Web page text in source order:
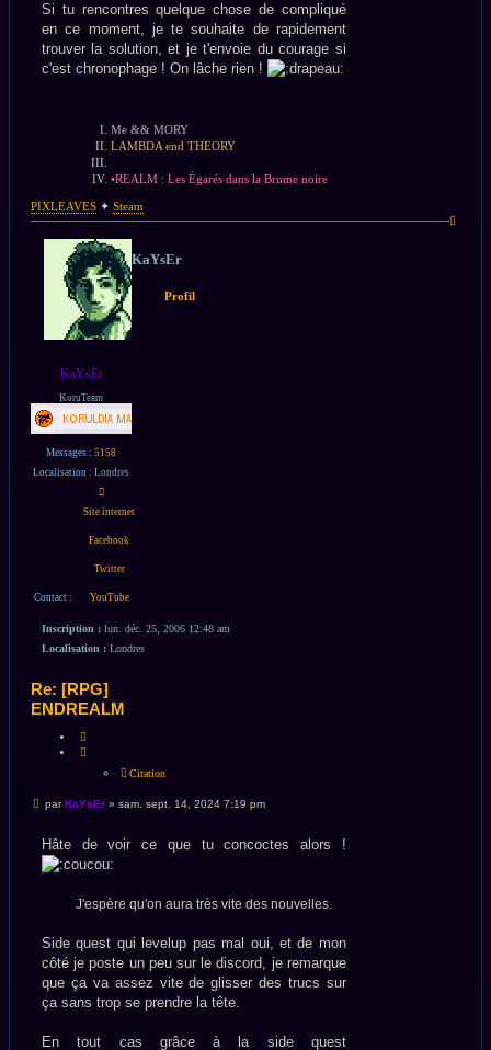
Si tu rencontres quelque chose de compliqué
en ce moment, je te souhaite de rapidement
trouver la solution, et je t'envoie du courage si
c'est chronophage ! On lâche rien !
Me && MORY
LAMBDA end THEORY
•REALM : Les Égarés dans la Brume noire
PIXLEAVES ✦ Steam
KaYsEr
KoruTeam
Messages : 5158
Localisation : Londres
Contact :
Site internet
Facebook
Twitter
YouTube
KaYsEr
Profil
Inscription : lun. déc. 25, 2006 12:48 am
Localisation : Londres
Re: [RPG]
ENDREALM
Citation
Message
parKaYsEr » sam. sept. 14, 2024 7:19 pm
Hâte de voir ce que tu concoctes alors !
J'espère qu'on aura très vite des nouvelles.
Side quest qui levelup pas mal oui, et de mon
côté je poste un peu sur le discord, je remarque
que ça va assez vite de glisser des trucs sur
ça sans trop se prendre la tête.
En tout cas grâce à la side quest